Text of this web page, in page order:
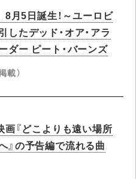
月5日誕生！～ユーロビ
したデッド・オア・アラ
ダー ピート・バーンズ
載）
『どこよりも遠い場所
』の予告編で流れる曲